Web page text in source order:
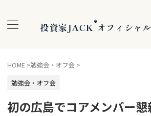
投資家JACK®オフィシャ
HOME >勉強会・オフ会 >
勉強会・オフ会
初の広島でコアメンバー